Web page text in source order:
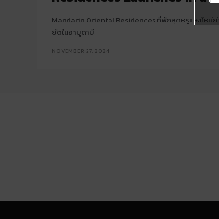
Mandarin Oriental Residences ที่พักสุดหรูแห่งใหม่
ยัตในอาบูดาบี
NOVEMBER 27, 2024